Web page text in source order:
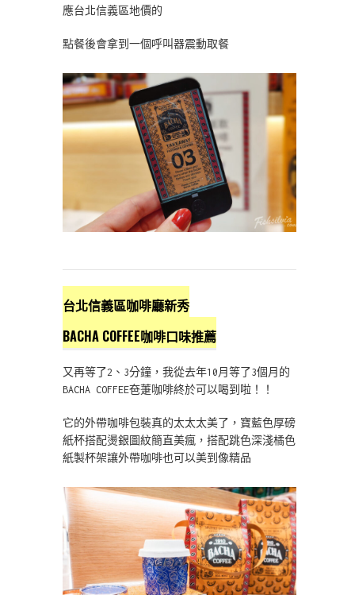
應台北信義區地價的
點餐後會拿到一個呼叫器震動取餐
台北信義區咖啡廳新秀
BACHA COFFEE咖啡口味推薦
又再等了2、3分鐘，我從去年10月等了3個月的
BACHA COFFEE夿萐咖啡終於可以喝到啦！！
它的外帶咖啡包裝真的太太太美了，寶藍色厚磅
紙杯搭配燙銀圖紋簡直美瘋，搭配跳色深淺橘色
紙製杯架讓外帶咖啡也可以美到像精品